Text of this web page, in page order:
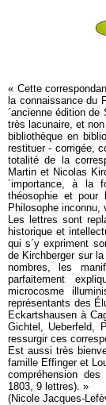
« Cette
la connaissance du
´ancienne édition
très lacunaire, et
bibliothèque en
restituer - corrigée,
totalité de la
Martin et Nicolas
´importance, à la
théosophie et
Philosophe
Les lettres sont
historique et
qui s´y expriment
de Kirchberger sur
nombres, les
parfaitement
microcosme
représentants des
Eckartshausen à
Gichtel, Ueberfeld,
ressurgir ces
Est aussi très
famille Effinger et
compréhension
1803, 9 lettres). »
(Nicole Jacques-